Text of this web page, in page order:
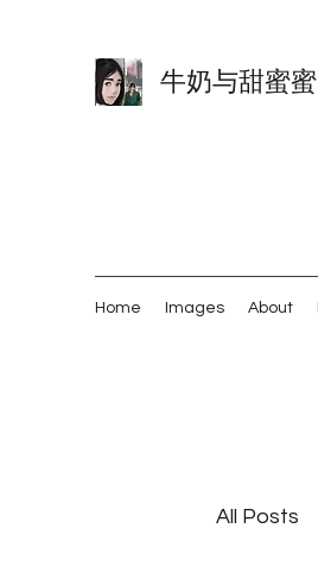
牛奶与甜蜜蜜
Home Images About
All Posts